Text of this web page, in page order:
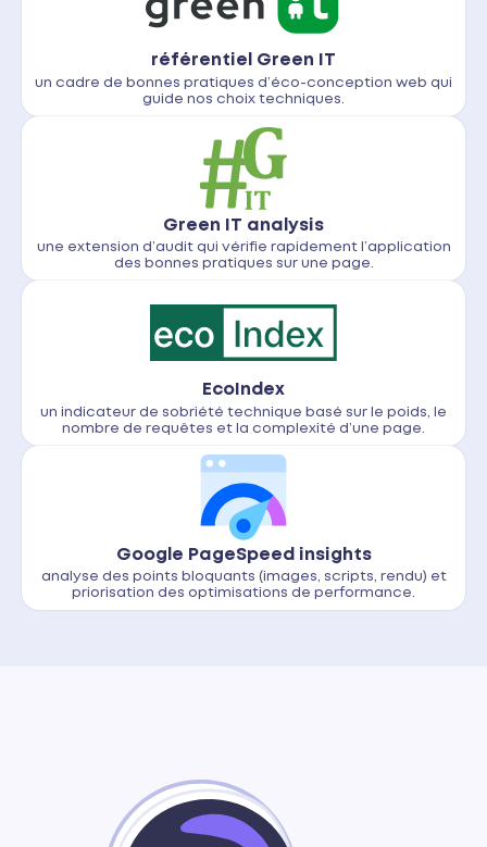
référentiel Green IT
un cadre de bonnes pratiques d’éco-conception web qui
guide nos choix techniques.
Green IT analysis
une extension d’audit qui vérifie rapidement l’application
des bonnes pratiques sur une page.
EcoIndex
un indicateur de sobriété technique basé sur le poids, le
nombre de requêtes et la complexité d’une page.
Google PageSpeed insights
analyse des points bloquants (images, scripts, rendu) et
priorisation des optimisations de performance.